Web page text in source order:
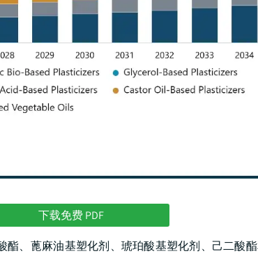
下载免费 PDF
、蓖麻油基塑化剂、琥珀酸基塑化剂、己二酸